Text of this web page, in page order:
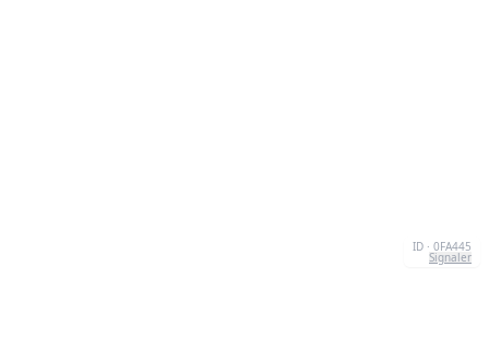
ID · 0FA445
Signaler